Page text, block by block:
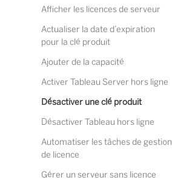
Afficher les licences de serveur
Actualiser la date d’expiration
pour la clé produit
Ajouter de la capacité
Activer Tableau Server hors ligne
Désactiver une clé produit
Désactiver Tableau hors ligne
Automatiser les tâches de gestion
de licence
Gérer un serveur sans licence